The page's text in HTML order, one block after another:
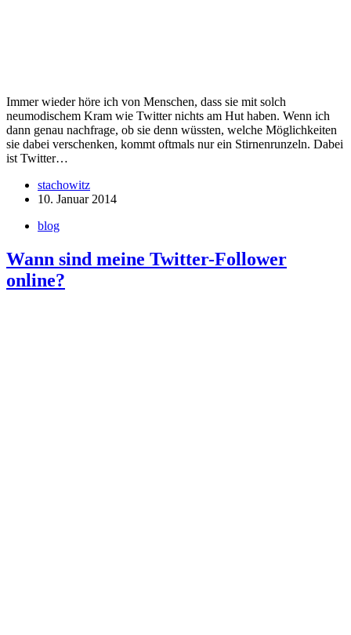
Immer wieder höre ich von Menschen, dass sie mit solch
neumodischem Kram wie Twitter nichts am Hut haben. Wenn ich
dann genau nachfrage, ob sie denn wüssten, welche Möglichkeiten
sie dabei verschenken, kommt oftmals nur ein Stirnenrunzeln. Dabei
ist Twitter…
stachowitz
10. Januar 2014
blog
Wann sind meine Twitter-Follower
online?